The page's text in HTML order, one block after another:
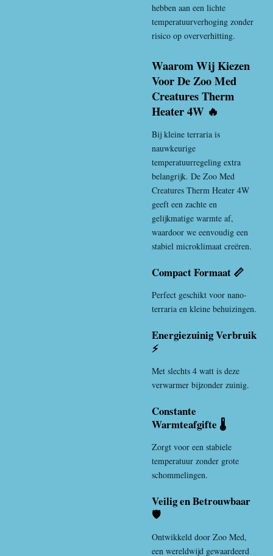
hebben aan een lichte
temperatuurverhoging zonder
risico op oververhitting.
Waarom Wij Kiezen
Voor De Zoo Med
Creatures Therm
Heater 4W 🔥
Bij kleine terraria is
nauwkeurige
temperatuurregeling extra
belangrijk. De Zoo Med
Creatures Therm Heater 4W
geeft een zachte en
gelijkmatige warmte af,
waardoor we eenvoudig een
stabiel microklimaat creëren.
Compact Formaat 📏
Perfect geschikt voor nano-
terraria en kleine behuizingen.
Energiezuinig Verbruik
⚡
Met slechts 4 watt is deze
verwarmer bijzonder zuinig.
Constante
Warmteafgifte 🌡️
Zorgt voor een stabiele
temperatuur zonder grote
schommelingen.
Veilig en Betrouwbaar
🛡️
Ontwikkeld door Zoo Med,
een wereldwijd gewaardeerd